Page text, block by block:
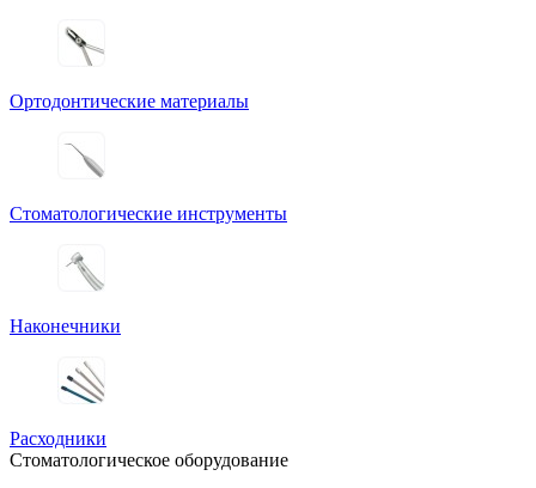
Ортодонтические материалы
Стоматологические инструменты
Наконечники
Расходники
Стоматологическое оборудование